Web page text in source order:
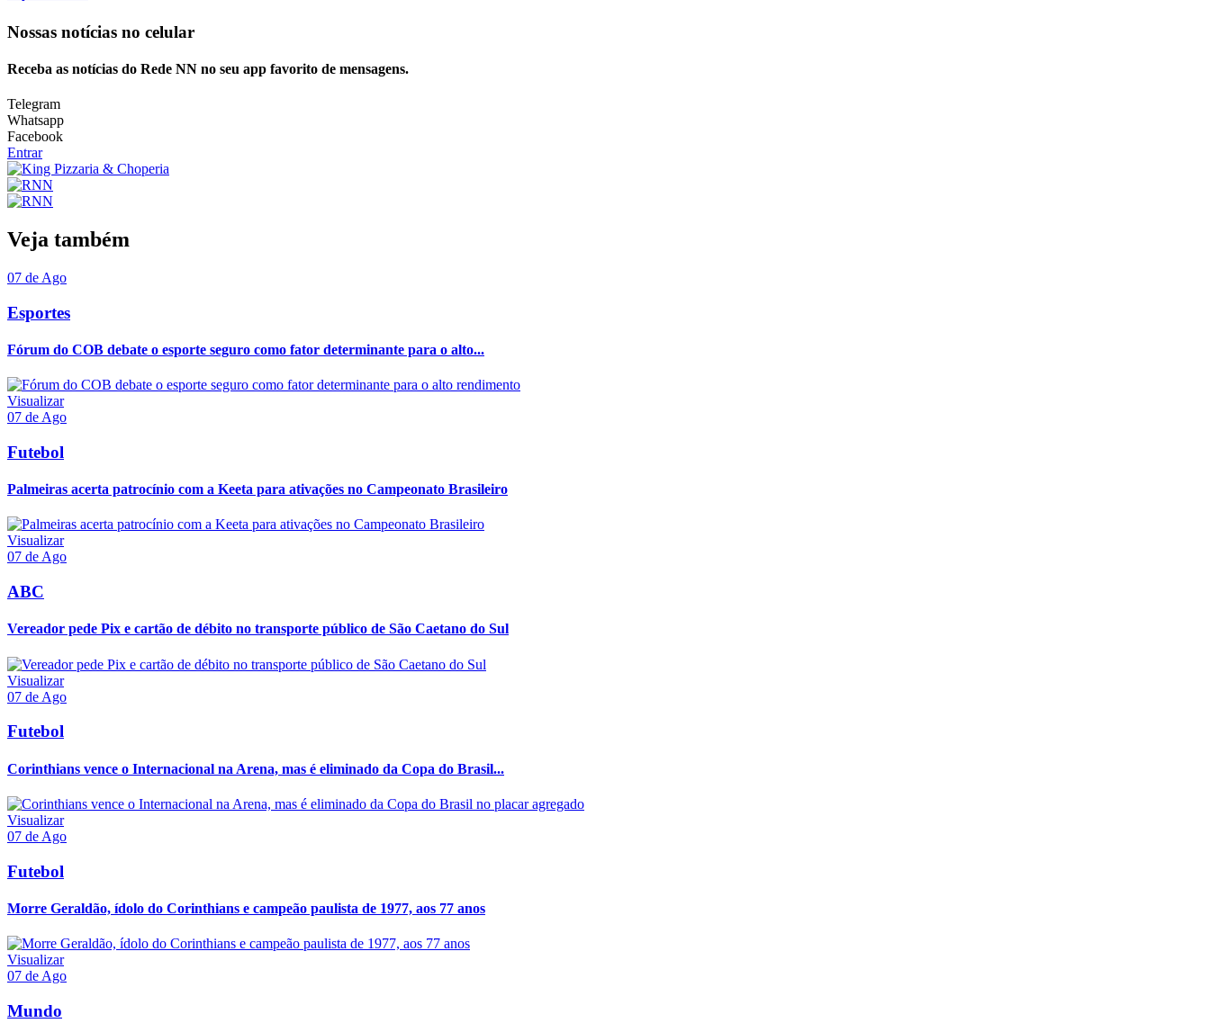
Nossas notícias no celular
Receba as notícias do Rede NN no seu app favorito de mensagens.
Telegram
Whatsapp
Facebook
Entrar
Veja também
07 de Ago
Esportes
Fórum do COB debate o esporte seguro como fator determinante para o alto...
Visualizar
07 de Ago
Futebol
Palmeiras acerta patrocínio com a Keeta para ativações no Campeonato Brasileiro
Visualizar
07 de Ago
ABC
Vereador pede Pix e cartão de débito no transporte público de São Caetano do Sul
Visualizar
07 de Ago
Futebol
Corinthians vence o Internacional na Arena, mas é eliminado da Copa do Brasil...
Visualizar
07 de Ago
Futebol
Morre Geraldão, ídolo do Corinthians e campeão paulista de 1977, aos 77 anos
Visualizar
07 de Ago
Mundo